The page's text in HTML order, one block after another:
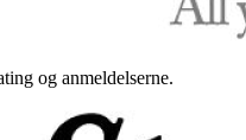
og anmeldelserne.